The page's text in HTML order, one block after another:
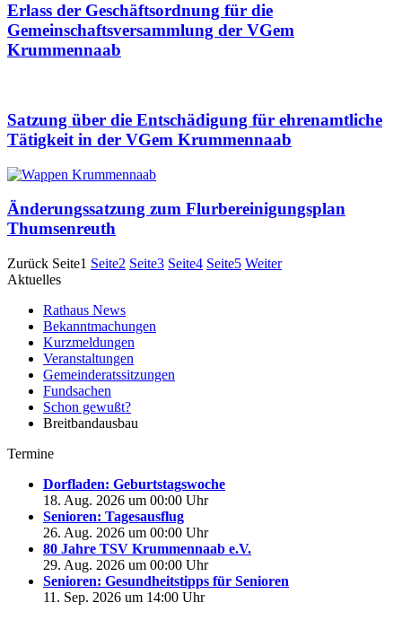
Erlass der Geschäftsordnung für die
Gemeinschaftsversammlung der VGem
Krummennaab
Satzung über die Entschädigung für ehrenamtliche
Tätigkeit in der VGem Krummennaab
Änderungssatzung zum Flurbereinigungsplan
Thumsenreuth
Zurück Seite1 Seite2 Seite3 Seite4 Seite5 Weiter
Aktuelles
Rathaus News
Bekanntmachungen
Kurzmeldungen
Veranstaltungen
Gemeinderatssitzungen
Fundsachen
Schon gewußt?
Breitbandausbau
Termine
Dorfladen: Geburtstagswoche
18. Aug. 2026 um 00:00 Uhr
Senioren: Tagesausflug
26. Aug. 2026 um 00:00 Uhr
80 Jahre TSV Krummennaab e.V.
29. Aug. 2026 um 00:00 Uhr
Senioren: Gesundheitstipps für Senioren
11. Sep. 2026 um 14:00 Uhr